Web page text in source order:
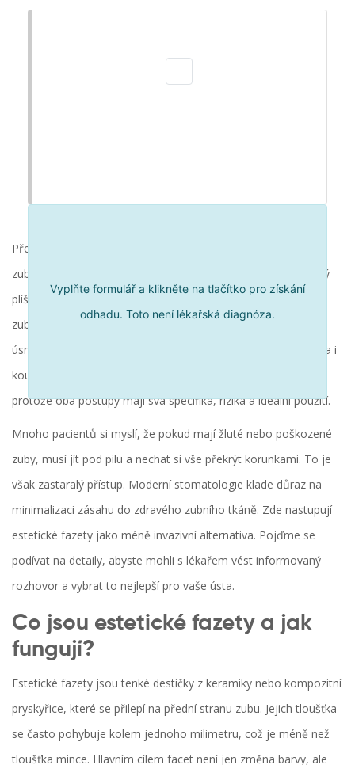
Vyplňte formulář a klikněte na tlačítko pro získání
odhadu. Toto není lékařská diagnóza.
Představte si situaci: sedíte na zubaři, v ruce držíte modelky
zubů a lékař vám nabízí dvě možnosti. Buď tenký porcelánový
plíšek, který se nazývá
estetická faceta
, nebo robustnější
zubní korunka
. Obojí vypadá skvěle, obozí slibuje dokonalý
úsměv. Ale které řešení přežije váš oblíbený kávu, víno a třeba i
kousnutí do jablka? Rozhodnout se není vždy jednoduché,
protože oba postupy mají svá specifika, rizika a ideální použití.
Mnoho pacientů si myslí, že pokud mají žluté nebo poškozené
zuby, musí jít pod pilu a nechat si vše překrýt korunkami. To je
však zastaralý přístup. Moderní stomatologie klade důraz na
minimalizaci zásahu do zdravého zubního tkáně. Zde nastupují
estetické fazety jako méně invazivní alternativa. Pojďme se
podívat na detaily, abyste mohli s lékařem vést informovaný
rozhovor a vybrat to nejlepší pro vaše ústa.
Co jsou estetické fazety a jak
fungují?
Estetické fazety jsoutenké destičky z keramiky nebo kompozitní
pryskyřice, které se přilepí na přední stranu zubu. Jejich tloušťka
se často pohybuje kolem jednoho milimetru, což je méně než
tloušťka mince. Hlavním cílem facet není jen změna barvy, ale